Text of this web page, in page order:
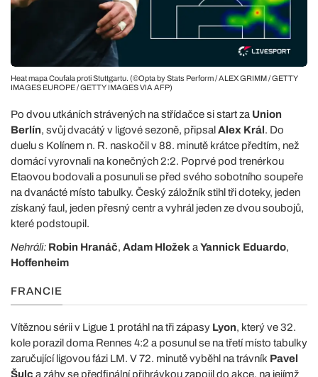
Heat mapa Coufala proti Stuttgartu. (©Opta by Stats Perform / ALEX GRIMM / GETTY
IMAGES EUROPE / GETTY IMAGES VIA AFP)
Po dvou utkáních strávených na střídačce si start za Union
Berlín, svůj dvacátý v ligové sezoně, připsal Alex Král. Do
duelu s Kolínem n. R. naskočil v 88. minutě krátce předtím, než
domácí vyrovnali na konečných 2:2. Poprvé pod trenérkou
Etaovou bodovali a posunuli se před svého sobotního soupeře
na dvanácté místo tabulky. Český záložník stihl tři doteky, jeden
získaný faul, jeden přesný centr a vyhrál jeden ze dvou soubojů,
které podstoupil.
Nehráli: Robin Hranáč, Adam Hložek a Yannick Eduardo,
Hoffenheim
FRANCIE
Vítěznou sérii v Ligue 1 protáhl na tři zápasy Lyon, který ve 32.
kole porazil doma Rennes 4:2 a posunul se na třetí místo tabulky
zaručující ligovou fázi LM. V 72. minutě vyběhl na trávník Pavel
Šulc a záhy se předfinální přihrávkou zapojil do akce, na jejímž